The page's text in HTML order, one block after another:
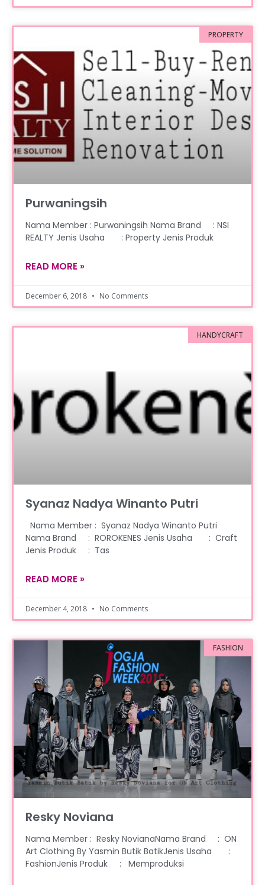
PROPERTY
Purwaningsih
Nama Member : Purwaningsih Nama Brand : NSI
REALTY Jenis Usaha : Property Jenis Produk
READ MORE »
December 6, 2018 No Comments
HANDYCRAFT
Syanaz Nadya Winanto Putri
Nama Member : Syanaz Nadya Winanto Putri
Nama Brand : ROROKENES Jenis Usaha : Craft
Jenis Produk : Tas
READ MORE »
December 4, 2018 No Comments
FASHION
Resky Noviana
Nama Member : Resky NovianaNama Brand : ON
Art Clothing By Yasmin Butik BatikJenis Usaha :
FashionJenis Produk : Memproduksi